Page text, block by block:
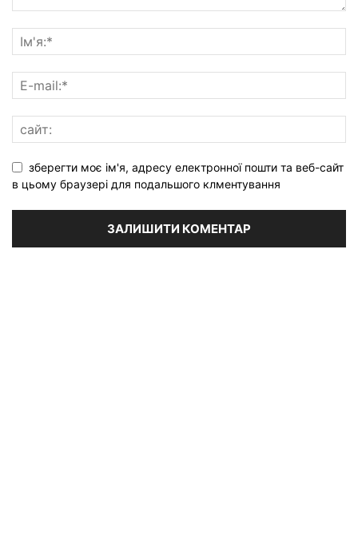
зберегти моє ім'я, адресу електронної пошти та веб-сайт
в цьому браузері для подальшого клментування